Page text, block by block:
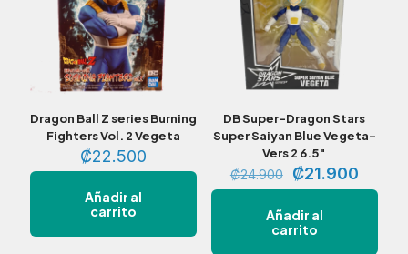
Dragon Ball Z series Burning
Fighters Vol. 2 Vegeta
₡22.500
Añadir al
carrito
DB Super-Dragon Stars
Super Saiyan Blue Vegeta-
Vers 2 6.5″
₡24.900
El
precio
original
era:
₡21.900El
precio
Añadir al
carrito